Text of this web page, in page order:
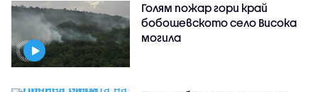
Голям пожар гори край
бобошевското село Висока
могила